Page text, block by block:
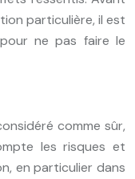
particulière, il est
ne pas faire le
comme sûr,
les risques et
en particulier dans